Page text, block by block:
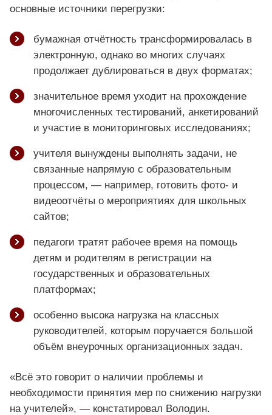
основные источники перегрузки:
бумажная отчётность трансформировалась в
электронную, однако во многих случаях
продолжает дублироваться в двух форматах;
значительное время уходит на прохождение
многочисленных тестирований, анкетирований
и участие в мониторинговых исследованиях;
учителя вынуждены выполнять задачи, не
связанные напрямую с образовательным
процессом, — например, готовить фото- и
видеоотчёты о мероприятиях для школьных
сайтов;
педагоги тратят рабочее время на помощь
детям и родителям в регистрации на
государственных и образовательных
платформах;
особенно высока нагрузка на классных
руководителей, которым поручается большой
объём внеурочных организационных задач.
«Всё это говорит о наличии проблемы и
необходимости принятия мер по снижению нагрузки
на учителей», — констатировал Володин.